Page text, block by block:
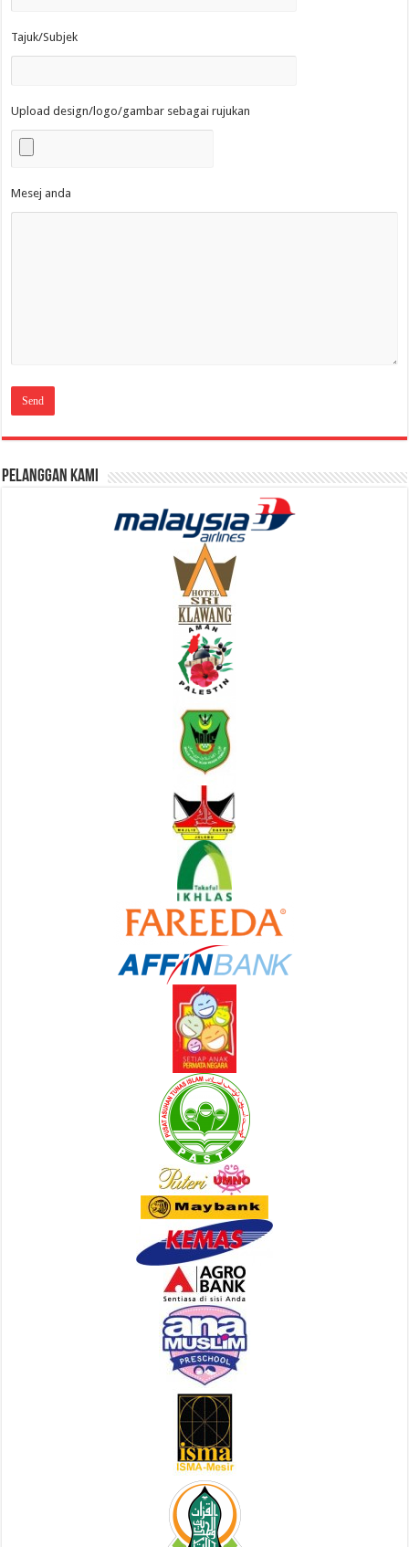
Tajuk/Subjek
Upload design/logo/gambar sebagai rujukan
Mesej anda
Pelanggan Kami